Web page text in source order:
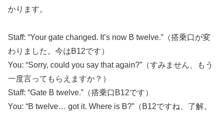
かります。
Staff: “Your gate changed. It’s now B twelve.”（搭乗口が変
わりました。今はB12です）
You: “Sorry, could you say that again?”（すみません、もう
一度言ってもらえますか？）
Staff: “Gate B twelve.”（搭乗口B12です）
You: “B twelve… got it. Where is B?”（B12ですね、了解。